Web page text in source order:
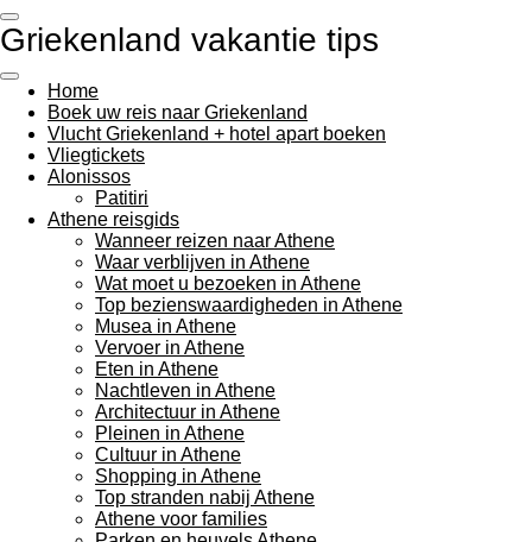
Ga
direct
de
hoofdinhoud
Griekenland vakantie tips
Home
Boek uw reis naar Griekenland
Vlucht Griekenland + hotel apart boeken
Vliegtickets
Alonissos
Patitiri
Athene reisgids
Wanneer reizen naar Athene
Waar verblijven in Athene
Wat moet u bezoeken in Athene
Top bezienswaardigheden in Athene
Musea in Athene
Vervoer in Athene
Eten in Athene
Nachtleven in Athene
Architectuur in Athene
Pleinen in Athene
Cultuur in Athene
Shopping in Athene
Top stranden nabij Athene
Athene voor families